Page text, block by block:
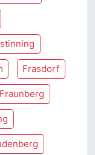
Frasdorf
Fraunberg